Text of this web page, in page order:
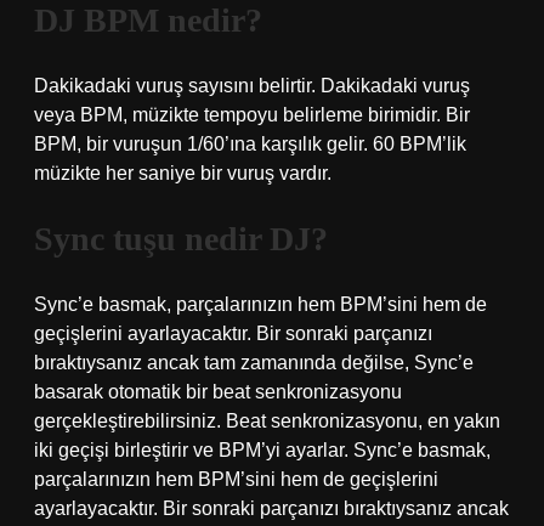
DJ BPM nedir?
Dakikadaki vuruş sayısını belirtir. Dakikadaki vuruş
veya BPM, müzikte tempoyu belirleme birimidir. Bir
BPM, bir vuruşun 1/60’ına karşılık gelir. 60 BPM’lik
müzikte her saniye bir vuruş vardır.
Sync tuşu nedir DJ?
Sync’e basmak, parçalarınızın hem BPM’sini hem de
geçişlerini ayarlayacaktır. Bir sonraki parçanızı
bıraktıysanız ancak tam zamanında değilse, Sync’e
basarak otomatik bir beat senkronizasyonu
gerçekleştirebilirsiniz. Beat senkronizasyonu, en yakın
iki geçişi birleştirir ve BPM’yi ayarlar. Sync’e basmak,
parçalarınızın hem BPM’sini hem de geçişlerini
ayarlayacaktır. Bir sonraki parçanızı bıraktıysanız ancak